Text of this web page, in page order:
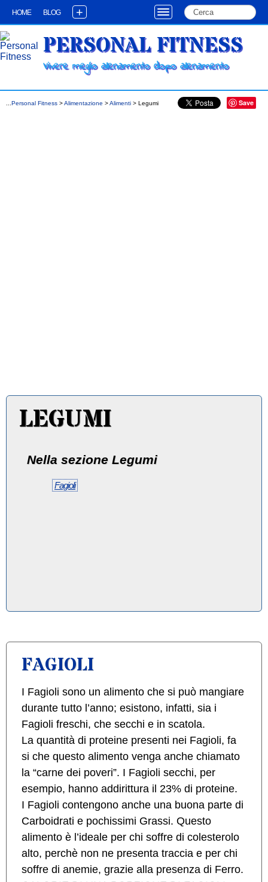
HOME BLOG +
PERSONAL FITNESS
Vivere meglio allenamento dopo allenamento
Save
Personal Fitness >Alimentazione >Alimenti > Legumi
LEGUMI
Nella sezione Legumi
Fagioli
FAGIOLI
I Fagioli sono un alimento che si può mangiare
durante tutto l’anno; esistono, infatti, sia i
Fagioli freschi, che secchi e in scatola.
La quantità di proteine presenti nei Fagioli, fa
si che questo alimento venga anche chiamato
la “carne dei poveri”. I Fagioli secchi, per
esempio, hanno addirittura il 23% di proteine.
I Fagioli contengono anche una buona parte di
Carboidrati e pochissimi Grassi. Questo
alimento è l’ideale per chi soffre di colesterolo
alto, perchè non ne presenta traccia e per chi
soffre di anemie, grazie alla presenza di Ferro.